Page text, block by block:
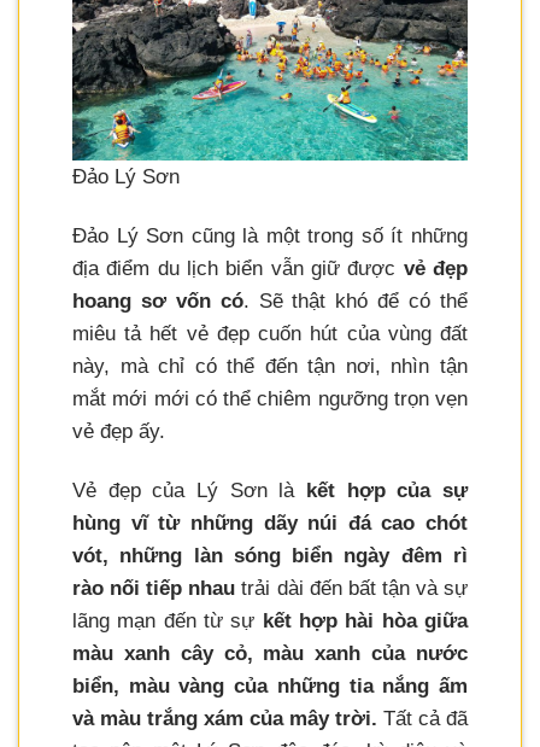
Đảo Lý Sơn
Đảo Lý Sơn cũng là một trong số ít những
địa điểm du lịch biển vẫn giữ được vẻ đẹp
hoang sơ vốn có. Sẽ thật khó để có thể
miêu tả hết vẻ đẹp cuốn hút của vùng đất
này, mà chỉ có thể đến tận nơi, nhìn tận
mắt mới mới có thể chiêm ngưỡng trọn vẹn
vẻ đẹp ấy.
Vẻ đẹp của Lý Sơn là kết hợp của sự
hùng vĩ từ những dãy núi đá cao chót
vót, những làn sóng biển ngày đêm rì
rào nối tiếp nhau trải dài đến bất tận và sự
lãng mạn đến từ sự kết hợp hài hòa giữa
màu xanh cây cỏ, màu xanh của nước
biển, màu vàng của những tia nắng ấm
và màu trắng xám của mây trời. Tất cả đã